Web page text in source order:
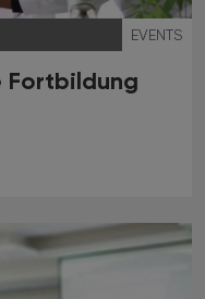
EVENTS
Fortbildung